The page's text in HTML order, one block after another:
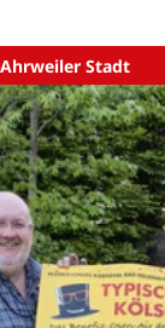
Stadt